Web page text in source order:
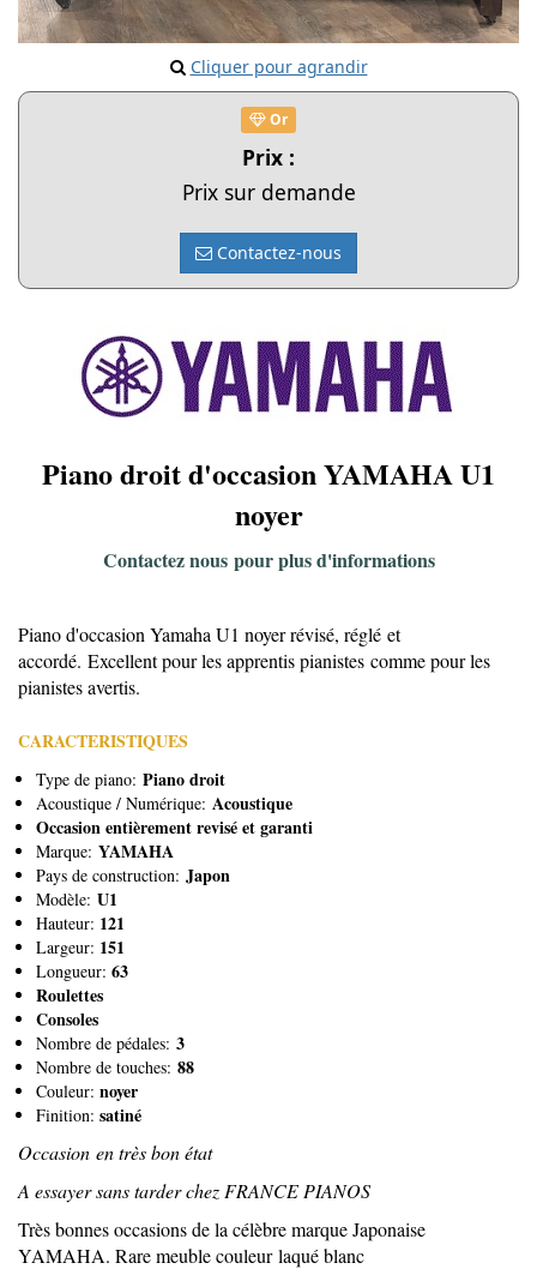
Cliquer pour agrandir
Or
Prix :
Prix sur demande
Contactez-nous
Piano droit d'occasion YAMAHA U1
noyer
Contactez nous pour plus d'informations
Piano d'occasion Yamaha U1 noyer révisé, réglé et
accordé. Excellent pour les apprentis pianistes comme pour les
pianistes avertis.
CARACTERISTIQUES
Type de piano: Piano droit
Acoustique / Numérique: Acoustique
Occasion entièrement revisé et garanti
Marque: YAMAHA
Pays de construction: Japon
Modèle: U1
Hauteur: 121
Largeur: 151
Longueur: 63
Roulettes
Consoles
Nombre de pédales: 3
Nombre de touches: 88
Couleur: noyer
Finition: satiné
Occasion en très bon état
A essayer sans tarder chez FRANCE PIANOS
Très bonnes occasions de la célèbre marque Japonaise
YAMAHA. Rare meuble couleur laqué blanc